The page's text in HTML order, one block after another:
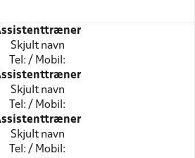
Skjult navn
Tel: / Mobil:
Skjult navn
Tel: / Mobil:
Skjult navn
Tel: / Mobil: